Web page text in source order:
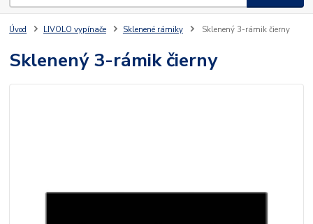
Úvod LIVOLO vypínače Sklenené rámiky Sklenený 3-rámik čierny
Sklenený 3-rámik čierny